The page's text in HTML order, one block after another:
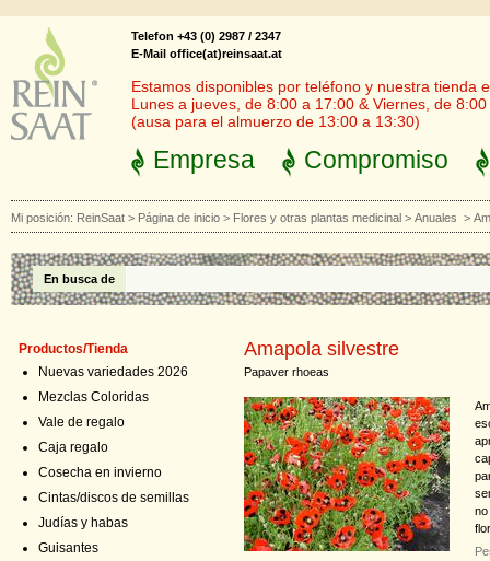
Telefon +43 (0) 2987 / 2347
E-Mail office(at)reinsaat.at
Estamos disponibles por teléfono y nuestra tienda
Lunes a jueves, de 8:00 a 17:00 & Viernes, de
(ausa para el almuerzo de 13:00 a 13:30)
Empresa Compromiso
Mi posición: ReinSaat > Página de inicio > Flores y otras plantas medicinal > Anuales >
En busca de
Productos/Tienda
Nuevas variedades 2026
Mezclas Coloridas
Vale de regalo
Caja regalo
Cosecha en invierno
Cintas/discos de semillas
Judías y habas
Guisantes
Amapola silvestre
Papaver rhoeas
no